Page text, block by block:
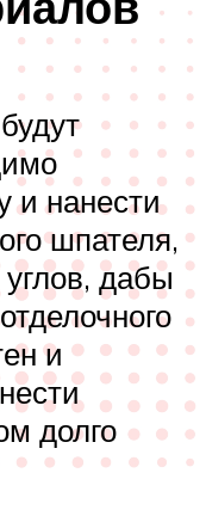
и нанести
шпателя,
дабы
и
долго